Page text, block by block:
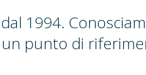
dal 1994.
punto di